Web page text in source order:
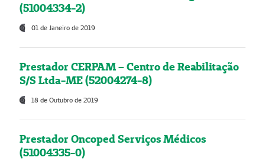
(51004334-2)
01 de Janeiro de 2019
Prestador CERPAM – Centro de Reabilitação
S/S Ltda-ME (52004274-8)
18 de Outubro de 2019
Prestador Oncoped Serviços Médicos
(51004335-0)